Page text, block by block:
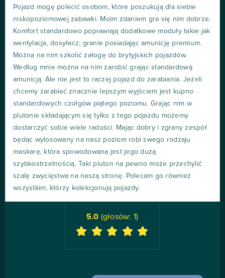
Pojazd mogę polecić osobom, które poszukują dla siebie
niskopoziomowej zabawki. Moim zdaniem gra się nim dobrze.
Komfort standardowo poprawiają dodatkowe moduły takie jak
wentylacja, dosyłacz; granie posiadając amunicję premium.
Można na nim szkolić załogę do brytyjskich pojazdów.
Według mnie można na nim zarobić grając standardową
amunicją. Ale nie jest to raczej pojazd do zarabiania. Jeżeli
chcemy zarabiać znacznie lepszym wyjściem jest kupno
standardowych czołgów piątego poziomu. Grając nim w
plutonie składającym się tylko z tego pojazdu możemy
dostarczyć sobie wiele radości. Mając dobry i zgrany zespół
będąc wylosowany na nasz poziom robi swego rodzaju
maskarę, która spowodowana jest jego dużą
szybkostrzelnością. Taki pluton na pewno może przechylić
szalę zwycięstwa na naszą stronę. Polecam go również
wszystkim, którzy kolekcjonują pojazdy.
5.0 (głosów: 1)